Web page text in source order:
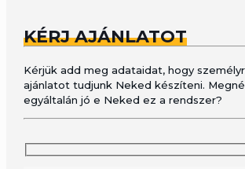
KÉRJ AJÁNLATOT
Kérjük add meg adataidat, hogy
ajánlatot tudjunk Neked készíteni.
egyáltalán jó e Neked ez a rendszer?